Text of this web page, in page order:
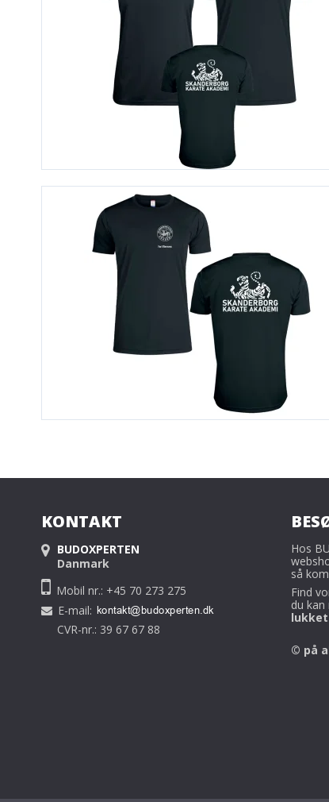
KONTAKT
BUDOXPERTEN
Danmark
Mobil nr.: +45 70 273 275
E-mail:
CVR-nr.: 39 67 67 88
Hos
så
Find
du kan
© på